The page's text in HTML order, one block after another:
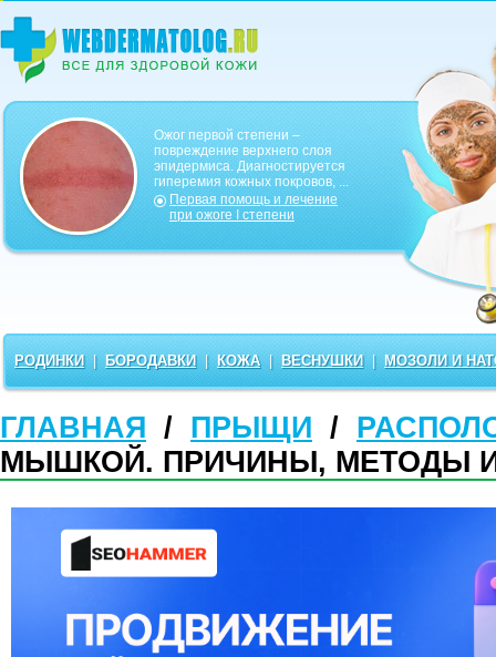
Ожог первой степени –
повреждение верхнего слоя
эпидермиса. Диагностируется
гиперемия кожных покровов, ...
Первая помощь и лечение
при ожоге I степени
РОДИНКИ | БОРОДАВКИ | КОЖА | ВЕСНУШКИ | МОЗОЛИ И
ГЛАВНАЯ / ПРЫЩИ /
МЫШКОЙ. ПРИЧИНЫ, МЕТОДЫ